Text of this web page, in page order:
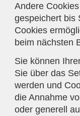
Andere
gespeichert bis
Cookies
beim nächsten
Sie können
Sie über das
werden und
die Annahme
oder generell